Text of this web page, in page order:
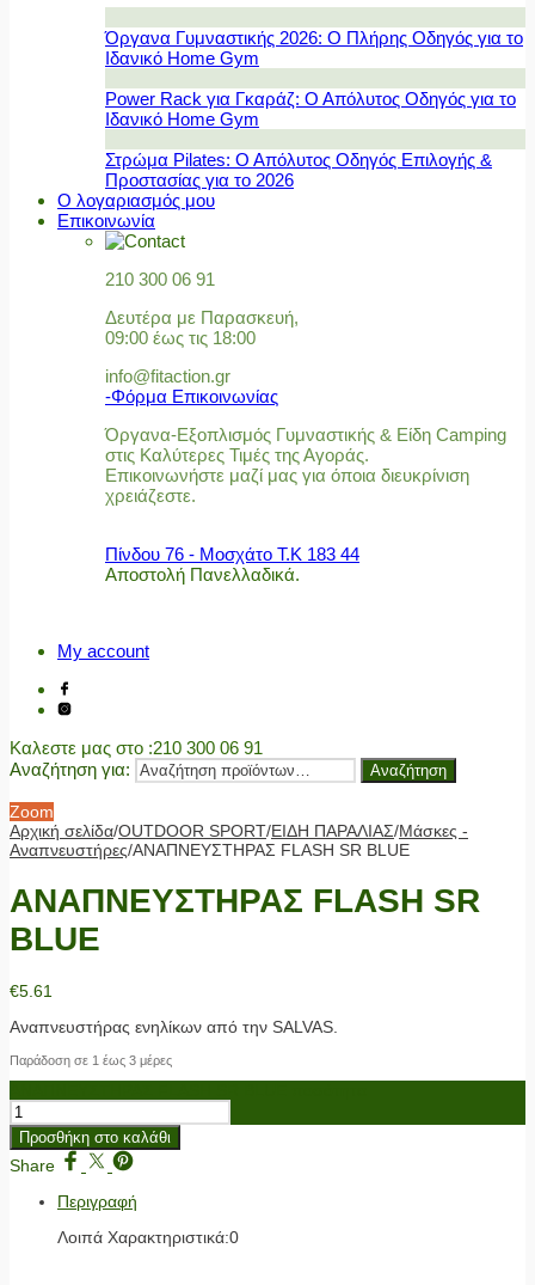
Όργανα Γυμναστικής 2026: Ο Πλήρης Οδηγός για το
Ιδανικό Home Gym
Power Rack για Γκαράζ: Ο Απόλυτος Οδηγός για το
Ιδανικό Home Gym
Στρώμα Pilates: Ο Απόλυτος Οδηγός Επιλογής &
Προστασίας για το 2026
Ο λογαριασμός μου
Επικοινωνία
210 300 06 91
Δευτέρα με Παρασκευή,
09:00 έως τις 18:00
info@fitaction.gr
-Φόρμα Επικοινωνίας
Όργανα-Εξοπλισμός Γυμναστικής & Είδη Camping
στις Καλύτερες Τιμές της Αγοράς.
Επικοινωνήστε μαζί μας για όποια διευκρίνιση
χρειάζεστε.
Πίνδου 76 - Μοσχάτο Τ.Κ 183 44
Αποστολή Πανελλαδικά.
My account
Καλεστε μας στο :210 300 06 91
Αναζήτηση για:
Αναζήτηση
Zoom
Αρχική σελίδα/OUTDOOR SPORT/ΕΙΔΗ ΠΑΡΑΛΙΑΣ/Μάσκες -
Αναπνευστήρες/ΑΝΑΠΝΕΥΣΤΗΡΑΣ FLASH SR BLUE
ΑΝΑΠΝΕΥΣΤΗΡΑΣ FLASH SR
BLUE
€5.61
Αναπνευστήρας ενηλίκων από την SALVAS.
Παράδοση σε 1 έως 3 μέρες
Προσθήκη στο καλάθι
Share
Περιγραφή
Λοιπά Χαρακτηριστικά:0